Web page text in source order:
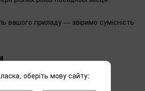
вашого приладу — звіримо сумісність
оберіть мову сайту: